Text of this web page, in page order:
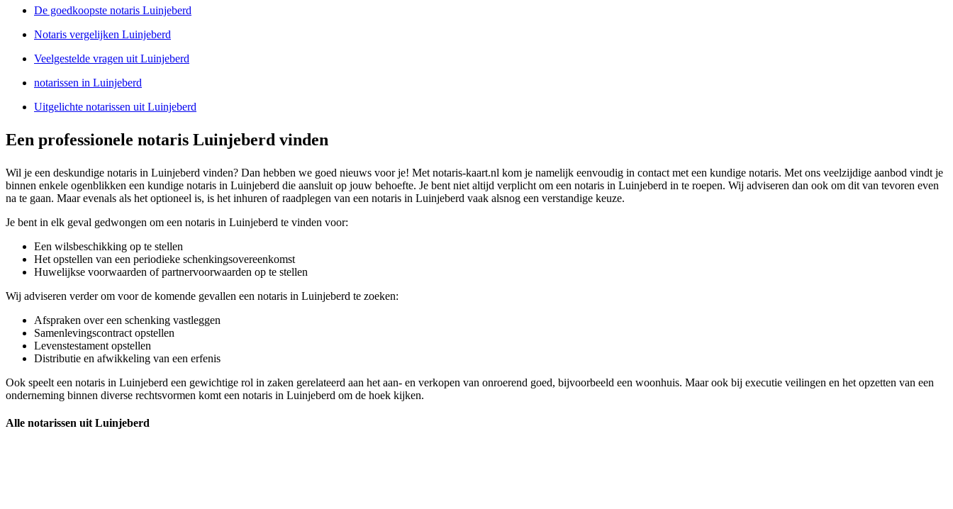
De goedkoopste notaris Luinjeberd
Notaris vergelijken Luinjeberd
Veelgestelde vragen uit Luinjeberd
notarissen in Luinjeberd
Uitgelichte notarissen uit Luinjeberd
Een professionele notaris Luinjeberd vinden
Wil je een deskundige notaris in Luinjeberd vinden? Dan hebben we goed nieuws voor je! Met notaris-kaart.nl kom je namelijk eenvoudig in contact met een kundige notaris. Met ons veelzijdige aanbod vindt je
binnen enkele ogenblikken een kundige notaris in Luinjeberd die aansluit op jouw behoefte. Je bent niet altijd verplicht om een notaris in Luinjeberd in te roepen. Wij adviseren dan ook om dit van tevoren even
na te gaan. Maar evenals als het optioneel is, is het inhuren of raadplegen van een notaris in Luinjeberd vaak alsnog een verstandige keuze.
Je bent in elk geval gedwongen om een notaris in Luinjeberd te vinden voor:
Een wilsbeschikking op te stellen
Het opstellen van een periodieke schenkingsovereenkomst
Huwelijkse voorwaarden of partnervoorwaarden op te stellen
Wij adviseren verder om voor de komende gevallen een notaris in Luinjeberd te zoeken:
Afspraken over een schenking vastleggen
Samenlevingscontract opstellen
Levenstestament opstellen
Distributie en afwikkeling van een erfenis
Ook speelt een notaris in Luinjeberd een gewichtige rol in zaken gerelateerd aan het aan- en verkopen van onroerend goed, bijvoorbeeld een woonhuis. Maar ook bij executie veilingen en het opzetten van een
onderneming binnen diverse rechtsvormen komt een notaris in Luinjeberd om de hoek kijken.
Alle notarissen uit Luinjeberd